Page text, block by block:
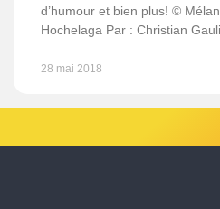
d’humour et bien plus! ©
Hochelaga Par : Christian
28 mai 2018